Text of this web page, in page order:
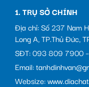
1. TRỤ SỞ CHÍNH
Địa chỉ: Số 237 Nam
Long A, TP.Thủ Đức,
SĐT: 093 809 7900
Email:
Websize: